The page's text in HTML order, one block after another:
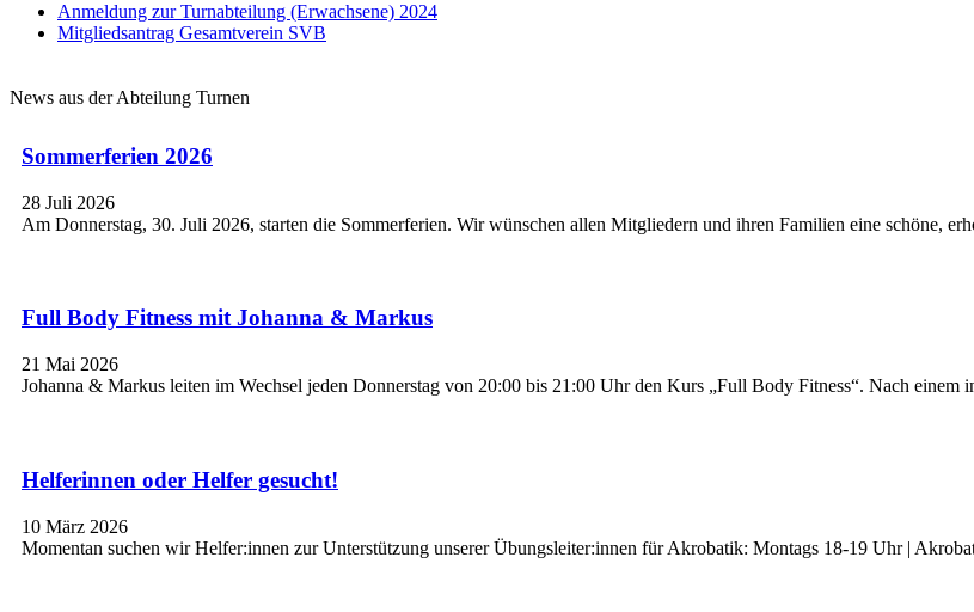
Anmeldung zur Turnabteilung (Erwachsene) 2024
Mitgliedsantrag Gesamtverein SVB
News aus der Abteilung Turnen
Sommerferien 2026
28 Juli 2026
Am Donnerstag, 30. Juli 2026, starten die Sommerferien. Wir wünschen allen Mitgliedern und ihren Familien eine schöne,
Full Body Fitness mit Johanna & Markus
21 Mai 2026
Johanna & Markus leiten im Wechsel jeden Donnerstag von 20:00 bis 21:00 Uhr den Kurs „Full Body Fitness“. Nach einem
Helferinnen oder Helfer gesucht!
10 März 2026
Momentan suchen wir Helfer:innen zur Unterstützung unserer Übungsleiter:innen für Akrobatik: Montags 18-19 Uhr |